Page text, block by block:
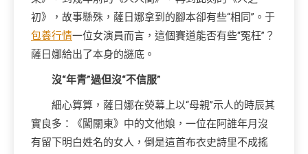
初》，故事懸殊，薩日娜拿到的腳本卻有些“相同”。于
包養行情一位女演員而言，這個賽道能否有些“冤枉”？
薩日娜給出了本身的謎底。
沒“年青”過但沒“不信服”
細心算算，薩日娜在熒幕上以“母親”示人的時辰其
實良多：《闖關東》中的文他娘，一位在阿誰年月沒
有留下明白姓名的女人，倒是這首布衣史詩里不成搖